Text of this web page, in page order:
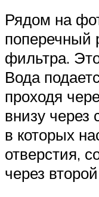
Рядом на
поперечный
фильтра.
Вода
проходя
внизу через
в которых
отверстия,
через